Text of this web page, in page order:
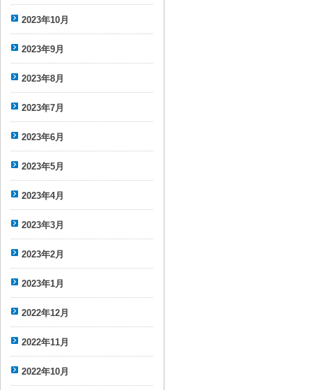
2023年10月
2023年9月
2023年8月
2023年7月
2023年6月
2023年5月
2023年4月
2023年3月
2023年2月
2023年1月
2022年12月
2022年11月
2022年10月